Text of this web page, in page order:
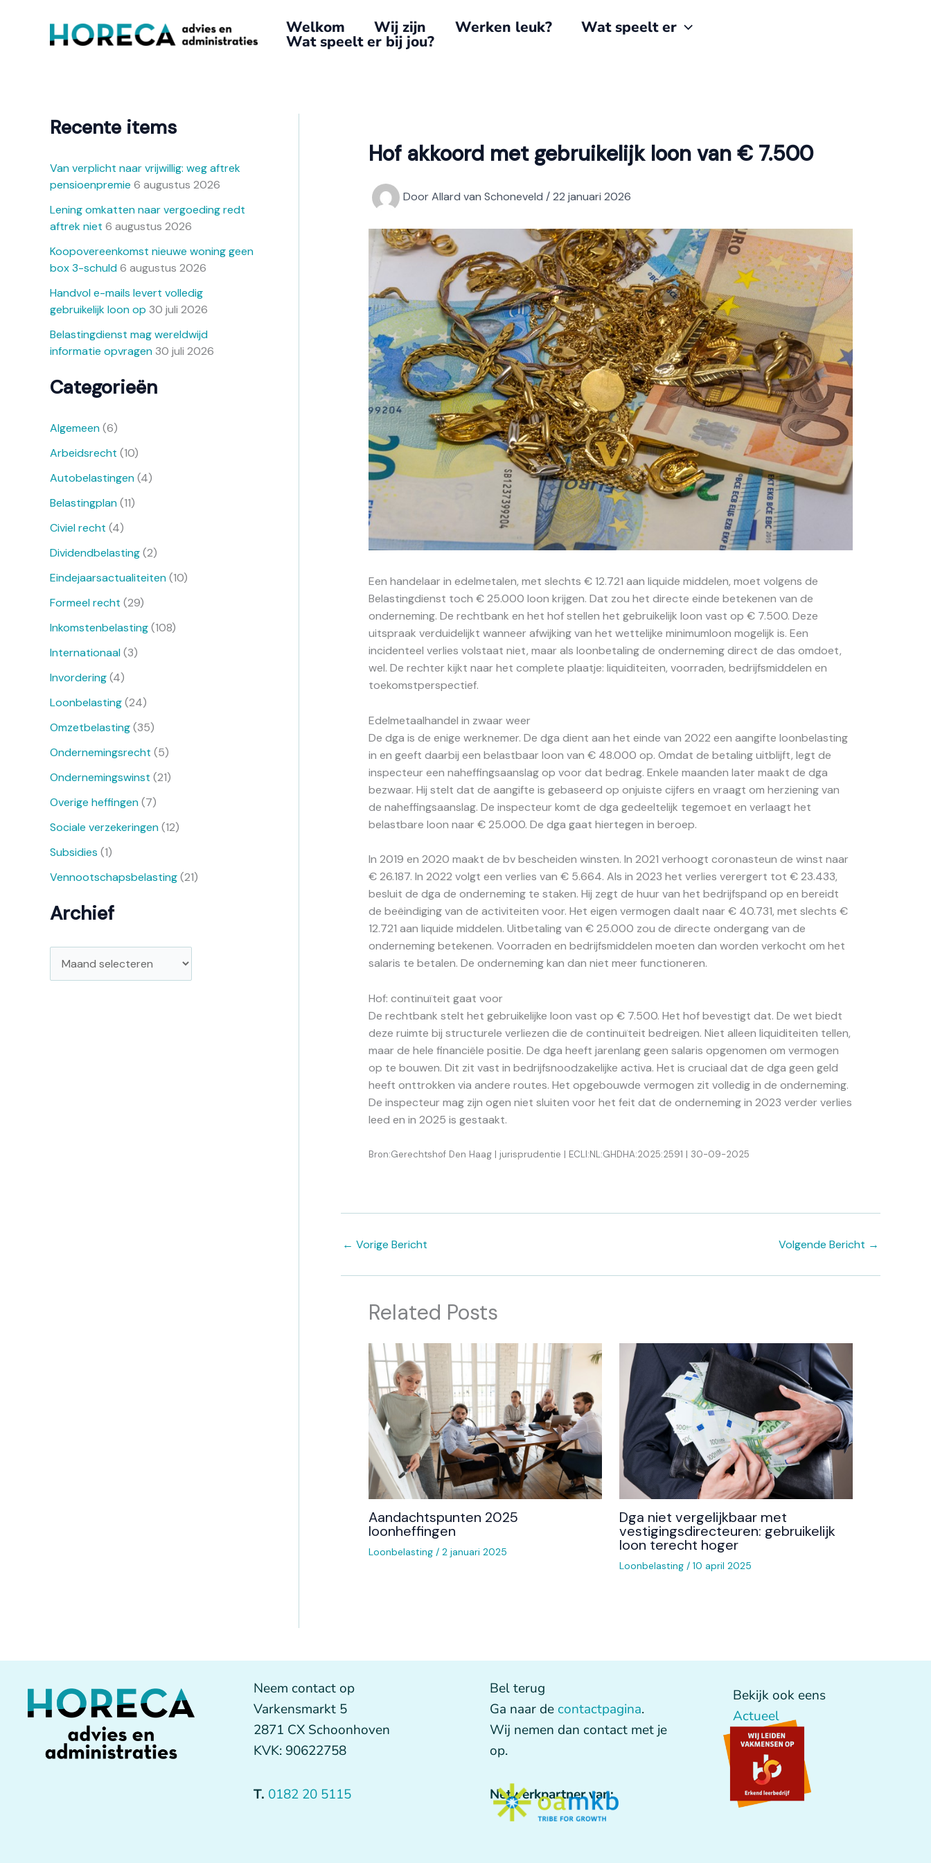
Welkom Wij zijn Werken leuk? Wat speelt er
Wat speelt er bij jou?
Recente items
Van verplicht naar vrijwillig: weg aftrek
pensioenpremie 6 augustus 2026
Lening omkatten naar vergoeding redt
aftrek niet 6 augustus 2026
Koopovereenkomst nieuwe woning geen
box 3-schuld6 augustus 2026
Handvol e-mails levert volledig
gebruikelijk loon op 30 juli 2026
Belastingdienst mag wereldwijd
informatie opvragen 30 juli 2026
Categorieën
Algemeen(6)
Arbeidsrecht (10)
Autobelastingen(4)
Belastingplan(11)
Civiel recht (4)
Dividendbelasting(2)
Eindejaarsactualiteiten(10)
Formeel recht (29)
Inkomstenbelasting(108)
Internationaal(3)
Invordering(4)
Loonbelasting(24)
Omzetbelasting(35)
Ondernemingsrecht (5)
Ondernemingswinst (21)
Overige heffingen(7)
Sociale verzekeringen(12)
Subsidies (1)
Vennootschapsbelasting(21)
Archief
e
Hof akkoord met gebruikelijk loon van € 7.500
DoorAllard van Schoneveld /22 januari 2026
Een handelaar in edelmetalen, met slechts € 12.721 aan liquide middelen, moet volgens de
Belastingdienst toch € 25.000 loon krijgen. Dat zou het directe einde betekenen van de
onderneming. De rechtbank en het hof stellen het gebruikelijk loon vast op € 7.500. Deze
uitspraak verduidelijkt wanneer afwijking van het wettelijke minimumloon mogelijk is. Een
incidenteel verlies volstaat niet, maar als loonbetaling de onderneming direct de das omdoet,
wel. De rechter kijkt naar het complete plaatje: liquiditeiten, voorraden, bedrijfsmiddelen en
toekomstperspectief.
Edelmetaalhandel in zwaar weer
De dga is de enige werknemer. De dga dient aan het einde van 2022 een aangifte loonbelasting
in en geeft daarbij een belastbaar loon van € 48.000 op. Omdat de betaling uitblijft, legt de
inspecteur een naheffingsaanslag op voor dat bedrag. Enkele maanden later maakt de dga
bezwaar. Hij stelt dat de aangifte is gebaseerd op onjuiste cijfers en vraagt om herziening van
de naheffingsaanslag. De inspecteur komt de dga gedeeltelijk tegemoet en verlaagt het
belastbare loon naar € 25.000. De dga gaat hiertegen in beroep.
In 2019 en 2020 maakt de bv bescheiden winsten. In 2021 verhoogt coronasteun de winst naar
€ 26.187. In 2022 volgt een verlies van € 5.664. Als in 2023 het verlies verergert tot € 23.433,
besluit de dga de onderneming te staken. Hij zegt de huur van het bedrijfspand op en bereidt
de beëindiging van de activiteiten voor. Het eigen vermogen daalt naar € 40.731, met slechts €
12.721 aan liquide middelen. Uitbetaling van € 25.000 zou de directe ondergang van de
onderneming betekenen. Voorraden en bedrijfsmiddelen moeten dan worden verkocht om het
salaris te betalen. De onderneming kan dan niet meer functioneren.
Hof: continuïteit gaat voor
De rechtbank stelt het gebruikelijke loon vast op € 7.500. Het hof bevestigt dat. De wet biedt
deze ruimte bij structurele verliezen die de continuïteit bedreigen. Niet alleen liquiditeiten tellen,
maar de hele financiële positie. De dga heeft jarenlang geen salaris opgenomen om vermogen
op te bouwen. Dit zit vast in bedrijfsnoodzakelijke activa. Het is cruciaal dat de dga geen geld
heeft onttrokken via andere routes. Het opgebouwde vermogen zit volledig in de onderneming.
De inspecteur mag zijn ogen niet sluiten voor het feit dat de onderneming in 2023 verder verlies
leed en in 2025 is gestaakt.
Bron:Gerechtshof Den Haag | jurisprudentie | ECLI:NL:GHDHA:2025:2591 | 30-09-2025
← Vorige Bericht Volgende Bericht →
Related Posts
Aandachtspunten 2025
loonheffingen
Loonbelasting / 2 januari 2025
Dga niet vergelijkbaar met
vestigingsdirecteuren: gebruikelijk
loon terecht hoger
Loonbelasting / 10 april 2025
Neem contact op
Varkensmarkt 5
2871 CX Schoonhoven
KVK: 90622758
T. 0182 20 5115
Bel terug
Ga naar de contactpagina.
Wij nemen dan contact met je
op.
Netwerkpartner van:
Bekijk ook eens
Actueel